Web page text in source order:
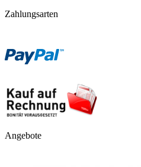
Zahlungsarten
Angebote